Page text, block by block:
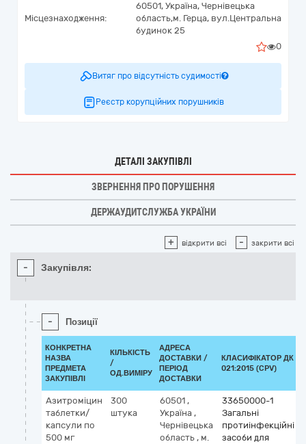
Місцезнаходження:
60501, Україна, Чернівецька
область,м. Герца, вул.Центральна
будинок 25
0
Витяг про відсутність судимості
Реєстр корупційних порушників
ДЕТАЛІ ЗАКУПІВЛІ
ЗВЕРНЕННЯ ПРО ПОРУШЕННЯ
ДЕРЖАУДИТСЛУЖБА УКРАЇНИ
+ відкрити всі - закрити всі
- Закупівля:
- Позиції
КОНКРЕТНА
НАЗВА
ПРЕДМЕТА
ЗАКУПІВЛІ
КІЛЬКІСТЬ
/
ОД.ВИМІРУ
АДРЕСА
ДОСТАВКИ /
ПЕРІОД
ДОСТАВКИ
КЛАСИФІКАТОР ДК
021:2015 (CPV)
Азитроміцин
таблетки/
капсули по
500 мг
300
штука
60501 ,
Україна ,
Чернівецька
область , м.
33650000-1
Загальні
протиінфекційні
засоби для